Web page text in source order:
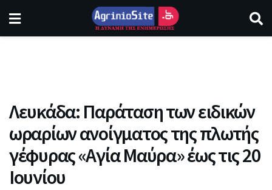
Λευκάδα: Παράταση των ειδικών
ωραρίων ανοίγματος της πλωτής
γέφυρας «Αγία Μαύρα» έως τις 20
Ιουνίου